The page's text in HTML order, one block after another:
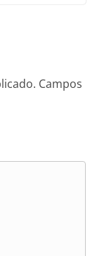
Campos